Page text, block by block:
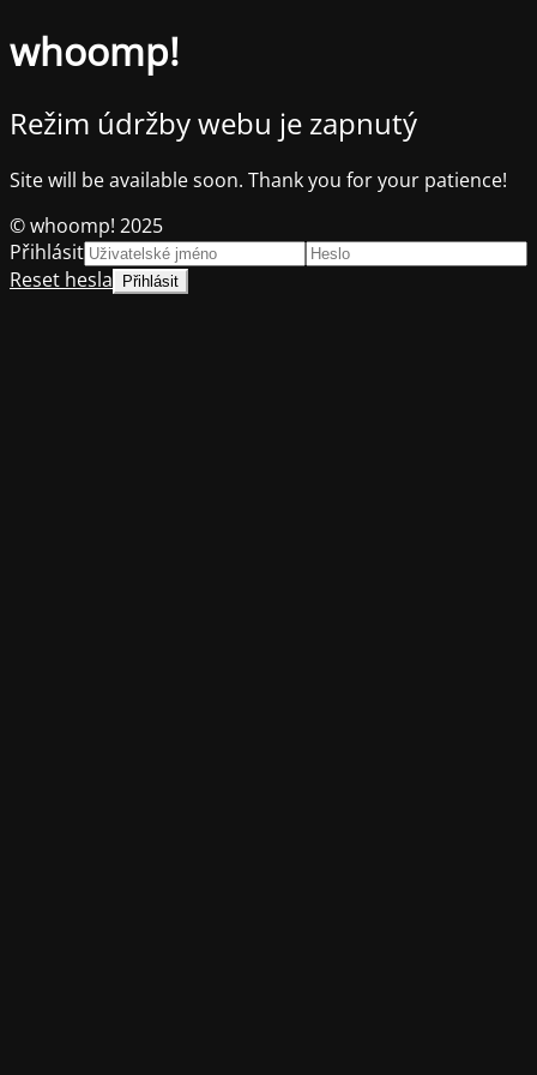
whoomp!
Režim údržby webu je zapnutý
Site will be available soon. Thank you for your patience!
© whoomp! 2025
Přihlásit
Reset hesla